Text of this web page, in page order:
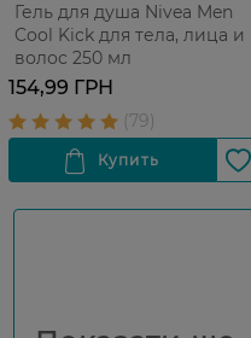
Гель для душа Nivea Men
Cool Kick для тела, лица и
волос 250 мл
154,99 ГРН